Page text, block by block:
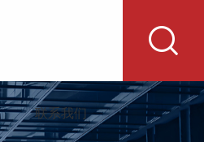
联系我们